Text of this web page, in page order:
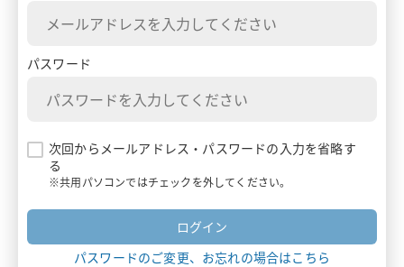
ギャバロン
エンハーツ
ダトロウェイ
パスワード
次回からメールアドレス・パスワードの入力を省略す
る
※共用パソコンではチェックを外してください。
パスワードのご変更、お忘れの場合はこちら